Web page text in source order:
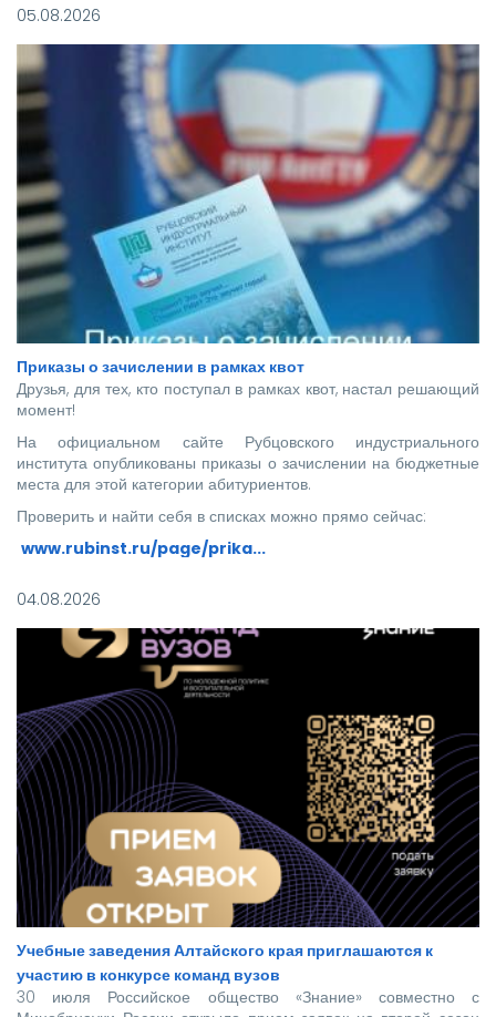
05.08.2026
Приказы о зачислении в рамках квот
Друзья, для тех, кто поступал в рамках квот, настал решающий
момент!
На официальном сайте Рубцовского индустриального
института опубликованы приказы о зачислении на бюджетные
места для этой категории абитуриентов.
Проверить и найти себя в списках можно прямо сейчас:
www.rubinst.ru/page/prika...
непростой путь! Ваше место в нашей дружной семье уже
забронировано.
04.08.2026
Учебные заведения Алтайского края приглашаются к
участию в конкурсе команд вузов
30 июля Российское общество «Знание» совместно с